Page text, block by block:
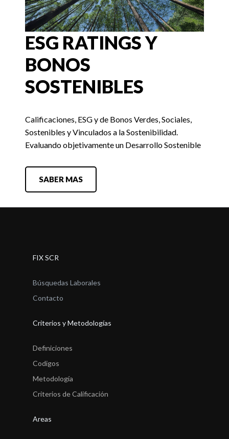
ESG RATINGS Y
BONOS
SOSTENIBLES
Calificaciones, ESG y de Bonos Verdes, Sociales,
Sostenibles y Vinculados a la Sostenibilidad.
Evaluando objetivamente un Desarrollo Sostenible
SABER MAS
FIX SCR
Búsquedas Laborales
Contacto
Criterios y Metodologías
Definiciones
Codigos
Metodología
Criterios de Calificación
Areas